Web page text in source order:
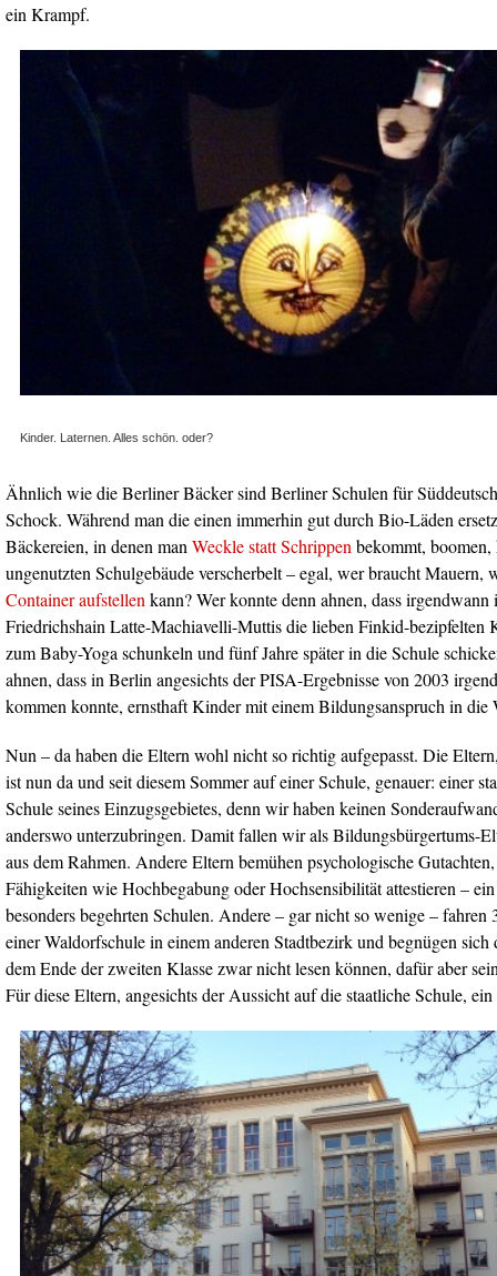
ein Krampf.
Kinder. Laternen. Alles schön. oder?
Ähnlich wie die Berliner Bäcker sind Berliner Schulen für
Schock. Während man die einen immerhin gut durch Bio-Läden
Bäckereien, in denen man Weckle statt Schrippen bekommt,
ungenutzten Schulgebäude verscherbelt – egal, wer braucht Mauern,
Container aufstellen kann? Wer konnte denn ahnen, dass
Friedrichshain Latte-Machiavelli-Muttis die lieben Finkid-bezipfelten
zum Baby-Yoga schunkeln und fünf Jahre später in die Schule
ahnen, dass in Berlin angesichts der PISA-Ergebnisse von 2003
kommen konnte, ernsthaft Kinder mit einem Bildungsanspruch in die
Nun – da haben die Eltern wohl nicht so richtig aufgepasst. Die
ist nun da und seit diesem Sommer auf einer Schule, genauer: einer
Schule seines Einzugsgebietes, denn wir haben keinen
anderswo unterzubringen. Damit fallen wir als Bildungsbürgertums-
aus dem Rahmen. Andere Eltern bemühen psychologische
Fähigkeiten wie Hochbegabung oder Hochsensibilität attestieren –
besonders begehrten Schulen. Andere – gar nicht so wenige –
einer Waldorfschule in einem anderen Stadtbezirk und begnügen
dem Ende der zweiten Klasse zwar nicht lesen können, dafür aber
Für diese Eltern, angesichts der Aussicht auf die staatliche Schule,